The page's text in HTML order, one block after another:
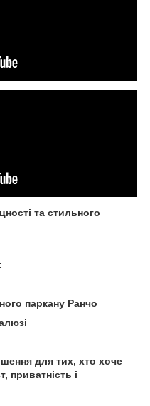
та стильного
паркану Ранчо
для тих, хто хоче
приватність і